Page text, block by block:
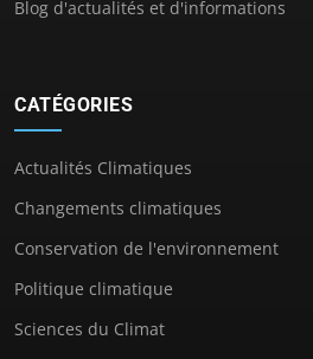
Blog d'actualités et d'informations
CATÉGORIES
Actualités Climatiques
Changements climatiques
Conservation de l'environnement
Politique climatique
Sciences du Climat